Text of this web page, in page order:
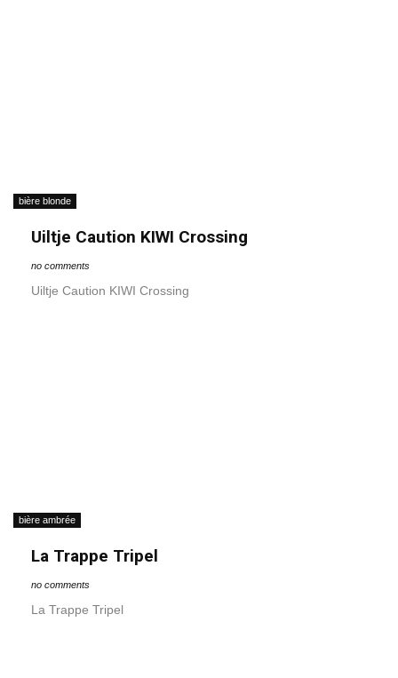
bière blonde
Uiltje Caution KIWI Crossing
no comments
Uiltje Caution KIWI Crossing
bière ambrée
La Trappe Tripel
no comments
La Trappe Tripel